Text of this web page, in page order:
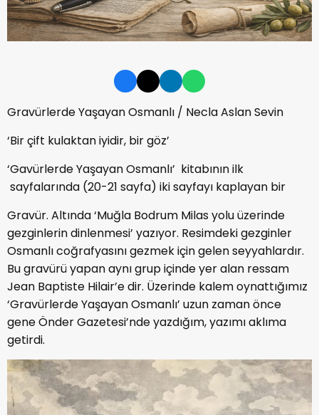
Gravürlerde Yaşayan Osmanlı / Necla Aslan Sevin
‘Bir çift kulaktan iyidir, bir göz’
‘Gavürlerde Yaşayan Osmanlı’ kitabının ilk
sayfalarında (20-21 sayfa) iki sayfayı kaplayan bir
Gravür. Altında ‘Muğla Bodrum Milas yolu üzerinde
gezginlerin dinlenmesi’ yazıyor. Resimdeki gezginler
Osmanlı coğrafyasını gezmek için gelen seyyahlardır.
Bu gravürü yapan aynı grup içinde yer alan ressam
Jean Baptiste Hilair’e dir. Üzerinde kalem oynattığımız
‘Gravürlerde Yaşayan Osmanlı’ uzun zaman önce
gene Önder Gazetesi’nde yazdığım, yazımı aklıma
getirdi.